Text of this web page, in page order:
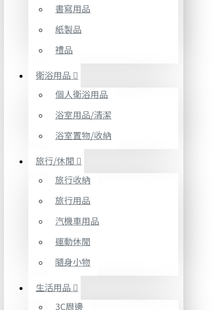
書寫用品
紙製品
禮品
衛浴用品
個人衛浴用品
浴室用品/清潔
浴室置物/收納
旅行/休閒
旅行收納
旅行用品
汽機車用品
運動休閒
隨身小物
生活用品
3C周邊